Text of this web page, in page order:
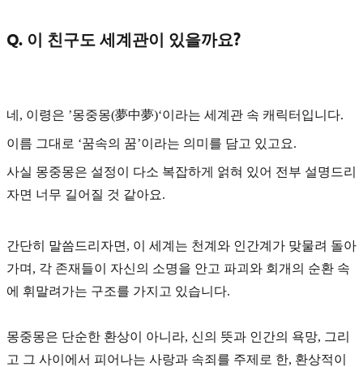
Q. 이 친구도 세계관이 있을까요?
네, 이령은 ’몽중몽(夢中夢)‘이라는 세계관 속 캐릭터입니다.
이름 그대로 ‘꿈속의 꿈’이라는 의미를 담고 있고요.
사실 몽중몽은 설정이 다소 복잡하게 얽혀 있어 전부 설명드리
자면 너무 길어질 것 같아요.
간단히 말씀드리자면, 이 세계는 천계와 인간계가 맞물려 돌아
가며, 각 존재들이 자신의 소명을 안고 파괴와 회개의 순환 속
에 휘말려가는 구조를 가지고 있습니다.
몽중몽은 단순한 환상이 아니라, 신의 뜻과 인간의 욕망, 그리
고 그 사이에서 피어나는 사랑과 속죄 를 주제로 한, 환상적이